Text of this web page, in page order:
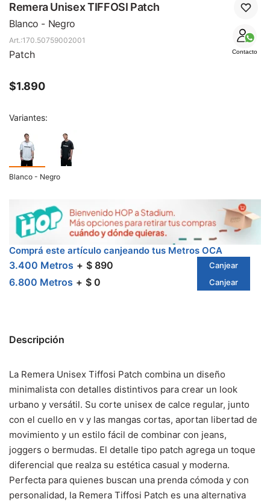
Remera Unisex TIFFOSI Patch
Blanco - Negro
Contacto
170.50759002001
Patch
$1.890
Variantes:
Blanco - Negro
Comprá este artículo canjeando tus Metros OCA
3.400 Metros $ 890 Canjear
6.800 Metros $ 0 Canjear
Descripción
La Remera Unisex Tiffosi Patch combina un diseño
minimalista con detalles distintivos para crear un look
urbano y versátil. Su corte unisex de calce regular, junto
con el cuello en v y las mangas cortas, aportan libertad de
movimiento y un estilo fácil de combinar con jeans,
joggers o bermudas. El detalle tipo patch agrega un toque
diferencial que realza su estética casual y moderna.
Perfecta para quienes buscan una prenda cómoda y con
personalidad, la Remera Tiffosi Patch es una alternativa